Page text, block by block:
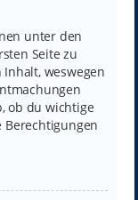
unter den
Seite zu
weswegen
ob du wichtige